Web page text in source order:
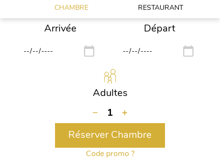
Arrivée Départ
Adultes
−
1 +
Réserver Chambre
Code promo ?
CHAMBRE RESTAURANT